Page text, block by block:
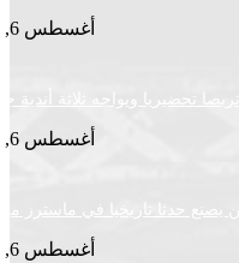
أغسطس 6, 2026
ويواجه ثلاثة أندية جزائرية
أغسطس 6, 2026
تاريخيا في ماسترز مونتريال
أغسطس 6, 2026